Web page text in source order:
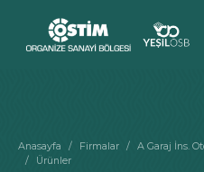
Anasayfa Firmalar
A Garaj İns.
Ürünler